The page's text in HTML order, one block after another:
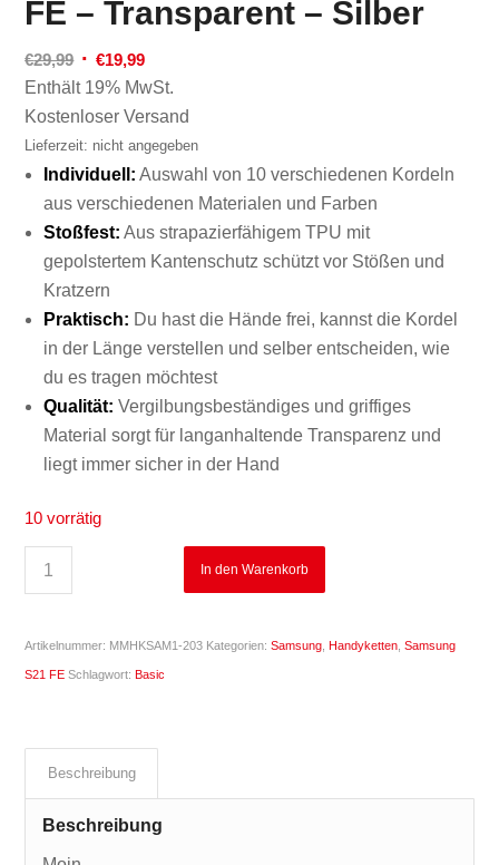
FE – Transparent – Silber
€29,99 Ursprünglicher
Preis
war:
€29,99
€19,99Aktueller
Preis
ist:
€19,99.
Enthält 19% MwSt.
Kostenloser Versand
Lieferzeit: nicht angegeben
Individuell: Auswahl von 10 verschiedenen Kordeln
aus verschiedenen Materialen und Farben
Stoßfest: Aus strapazierfähigem TPU mit
gepolstertem Kantenschutz schützt vor Stößen und
Kratzern
Praktisch: Du hast die Hände frei, kannst die Kordel
in der Länge verstellen und selber entscheiden, wie
du es tragen möchtest
Qualität: Vergilbungsbeständiges und griffiges
Material sorgt für langanhaltende Transparenz und
liegt immer sicher in der Hand
10 vorrätig
In den Warenkorb
Artikelnummer: MMHKSAM1-203 Kategorien:Samsung ,Handyketten ,Samsung
S21 FE Schlagwort:Basic
Beschreibung
Beschreibung